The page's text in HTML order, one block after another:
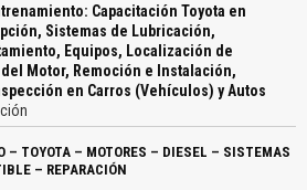
Capacitación Toyota en
Sistemas de Lubricación,
Equipos, Localización de
Motor, Remoción e Instalación,
en Carros (Vehículos) y Autos
– TOYOTA – MOTORES – DIESEL – SISTEMAS
– REPARACIÓN